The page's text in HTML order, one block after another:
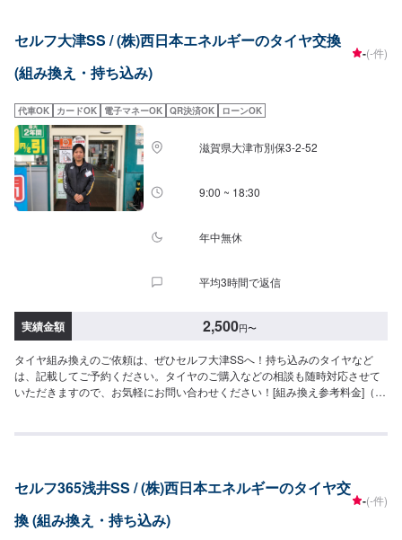
セルフ大津SS / (株)西日本エネルギーのタイヤ交換
(組み換え・持ち込み)
-(-件)
代車OK カードOK 電子マネーOK QR決済OK ローンOK
滋賀県大津市別保3-2-52
9:00 ~ 18:30
年中無休
平均3時間で返信
実績金額 2,500円〜
タイヤ組み換えのご依頼は、ぜひセルフ大津SSへ！持ち込みのタイヤなど
は、記載してご予約ください。タイヤのご購入などの相談も随時対応させて
いただきますので、お気軽にお問い合わせください！[組み換え参考料金]（作
談です・・タイヤサイズや車種によっては対応不可の場合もございます。
セルフ365浅井SS / (株)西日本エネルギーのタイヤ交
換 (組み換え・持ち込み)
-(-件)